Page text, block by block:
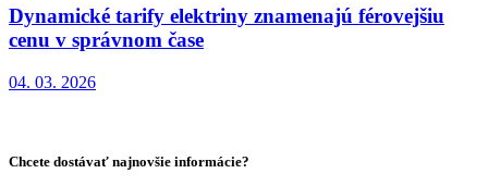
Dynamické tarify elektriny znamenajú férovejšiu
cenu v správnom čase
04. 03. 2026
Chcete dostávať najnovšie informácie?